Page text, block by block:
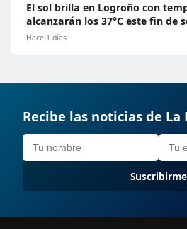
El sol brilla en Logroño con
alcanzarán los 37°C este fin de
Hace 1 días
Recibe las noticias de
Suscribirme